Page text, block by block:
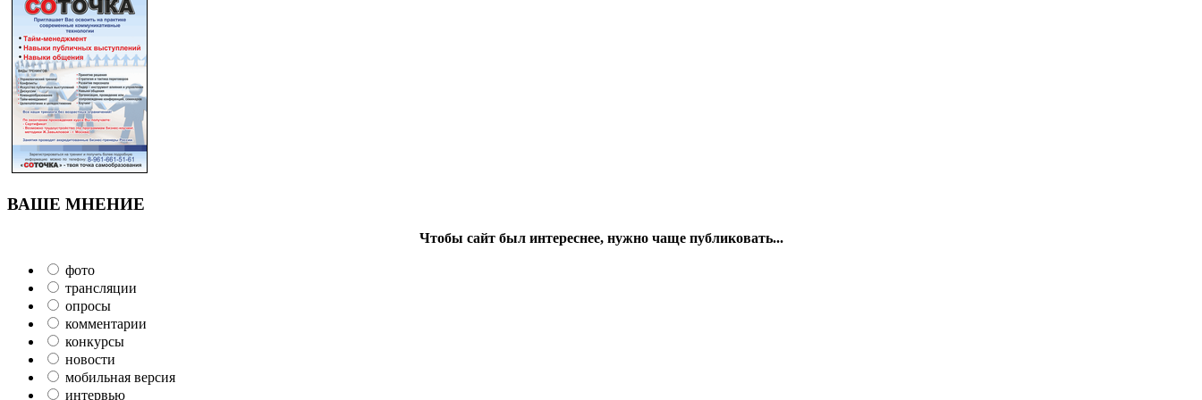
ВАШЕ МНЕНИЕ
Чтобы сайт был интереснее, нужно чаще публиковать...
фото
трансляции
опросы
комментарии
конкурсы
новости
мобильная версия
интервью